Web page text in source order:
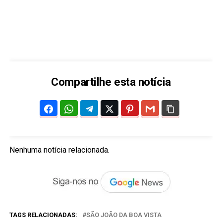
Compartilhe esta notícia
Nenhuma notícia relacionada.
TAGS RELACIONADAS: SÃO JOÃO DA BOA VISTA